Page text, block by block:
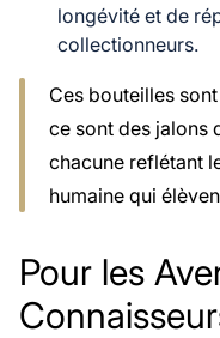
longévité et de
collectionneurs.
Ces bouteilles
ce sont des
chacune reflétant
humaine qui
Pour les